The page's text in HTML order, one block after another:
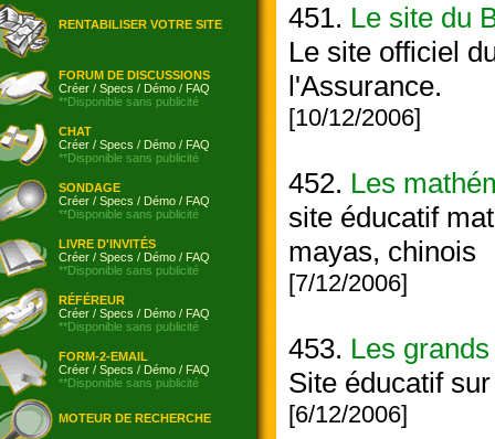
RENTABILISER VOTRE SITE
FORUM DE DISCUSSIONS
Créer / Specs / Démo / FAQ
**Disponible sans publicité
CHAT
Créer / Specs / Démo / FAQ
**Disponible sans publicité
SONDAGE
Créer / Specs / Démo / FAQ
**Disponible sans publicité
LIVRE D'INVITÉS
Créer / Specs / Démo / FAQ
**Disponible sans publicité
RÉFÉREUR
Créer / Specs / Démo / FAQ
**Disponible sans publicité
FORM-2-EMAIL
Créer / Specs / Démo / FAQ
**Disponible sans publicité
MOTEUR DE RECHERCHE
451. Le site du
Le site officiel
l'Assurance.
[10/12/2006]
452. Les
site éducatif
mayas, chinois
[7/12/2006]
453. Les
Site éducatif
[6/12/2006]